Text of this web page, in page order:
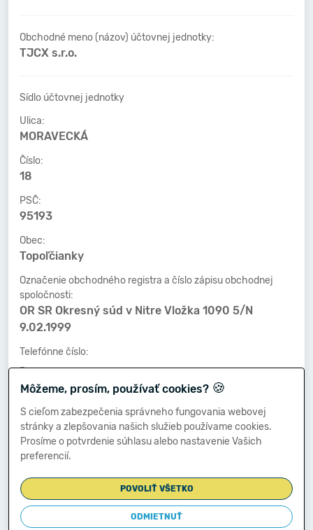
Obchodné meno (názov) účtovnej jednotky:
TJCX s.r.o.
Sídlo účtovnej jednotky
Ulica:
MORAVECKÁ
Číslo:
18
PSČ:
95193
Obec:
Topoľčianky
Označenie obchodného registra a číslo zápisu obchodnej
spoločnosti:
OR SR Okresný súd v Nitre Vložka 1090 5/N
9.02.1999
Telefónne číslo:
-
Faxové číslo:
-
E-mailová adresa:
-
Zostavená dňa:
19.06.2015
Môžeme, prosím, používať cookies? 🍪
S cieľom zabezpečenia správneho fungovania webovej
stránky a zlepšovania našich služieb používame cookies.
Prosíme o potvrdenie súhlasu alebo nastavenie Vašich
preferencií.
POVOLIŤ VŠETKO
ODMIETNUŤ